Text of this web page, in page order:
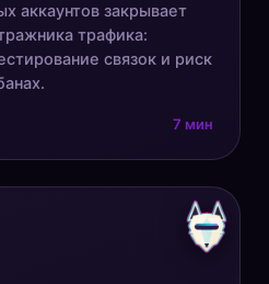
аккаунтов закрывает
трафика:
связок и риск
7 мин